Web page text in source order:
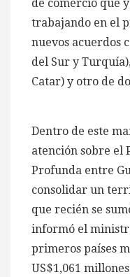
de comercio que
trabajando en el
nuevos acuerdos
del Sur y
Catar) y otro de
Dentro de este
atención sobre el
Profunda entre
consolidar un
que recién se
informó el
primeros países
US$1,061